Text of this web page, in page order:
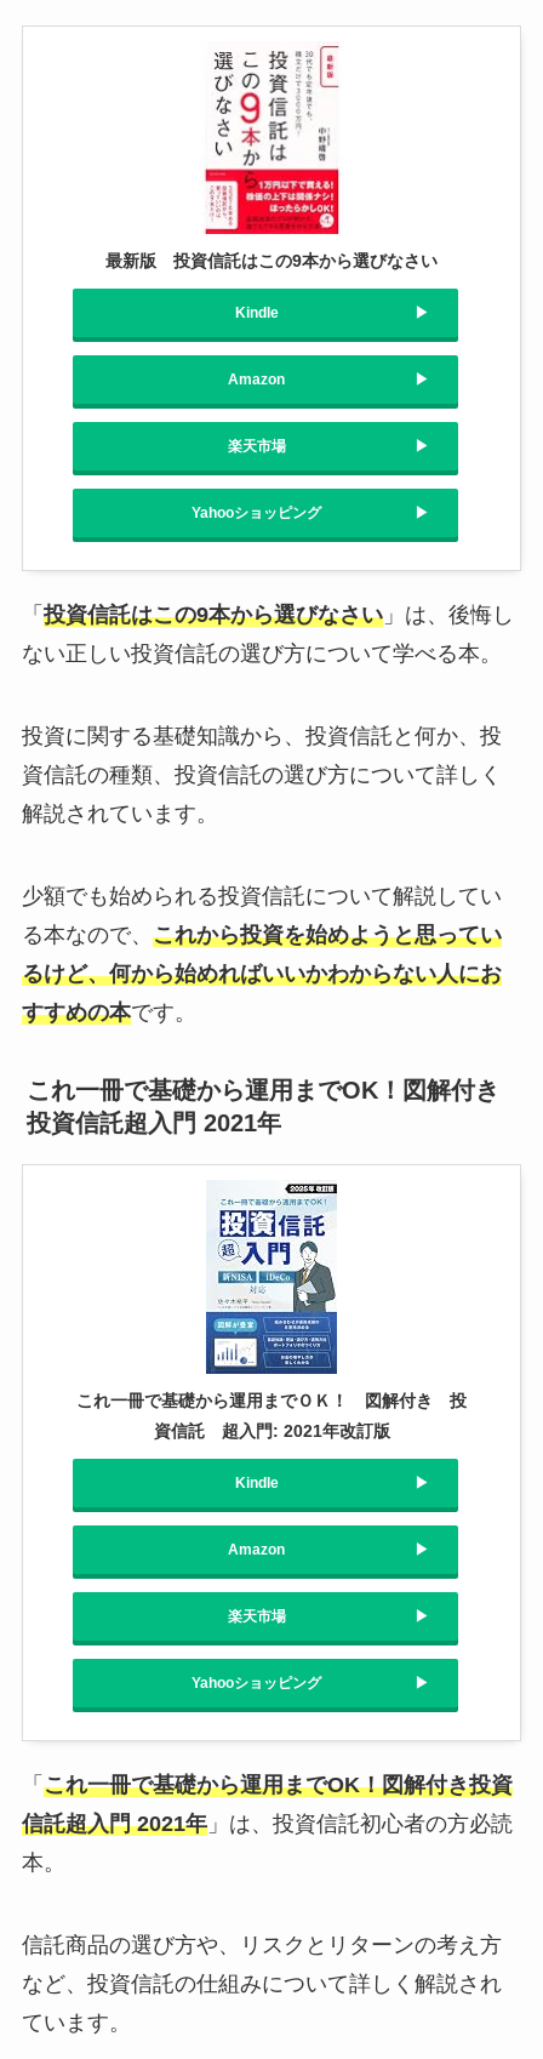
最新版 投資信託はこの9本から選びなさい
Kindle
Amazon
楽天市場
Yahooショッピング
「 投資信託はこの9本から選びなさい」は、後悔し
ない正しい投資信託の選び方について学べる本。
投資に関する基礎知識から、投資信託と何か、投
資信託の種類、投資信託の選び方について詳しく
解説されています。
少額でも始められる投資信託について解説してい
る本なので、 これから投資を始めようと思ってい
るけど、何から始めればいいかわからない人にお
すすめの本です。
これ一冊で基礎から運用までOK！図解付き
投資信託超入門 2021年
これ一冊で基礎から運用までＯＫ！ 図解付き 投
資信託 超入門: 2021年改訂版
Kindle
Amazon
楽天市場
Yahooショッピング
「 これ一冊で基礎から運用までOK！図解付き投資
信託超入門 2021年」は、投資信託初心者の方必読
本。
信託商品の選び方や、リスクとリターンの考え方
など、投資信託の仕組みについて詳しく解説され
ています。